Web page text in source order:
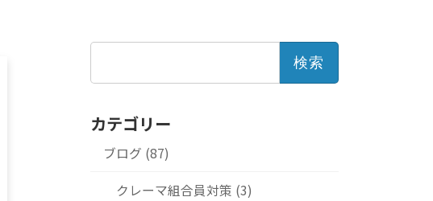
検
カテゴリー
ブログ (87)
クレーマ組合員対策 (3)